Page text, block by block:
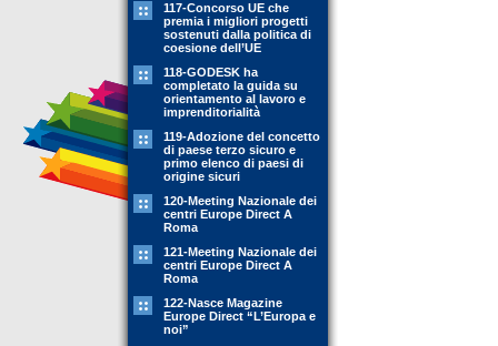
117-Concorso UE che
premia i migliori progetti
sostenuti dalla politica di
coesione dell’UE
118-GODESK ha
completato la guida su
orientamento al lavoro e
imprenditorialità
119-Adozione del concetto
di paese terzo sicuro e
primo elenco di paesi di
origine sicuri
120-Meeting Nazionale dei
centri Europe Direct A
Roma
121-Meeting Nazionale dei
centri Europe Direct A
Roma
122-Nasce Magazine
Europe Direct “L’Europa e
noi”